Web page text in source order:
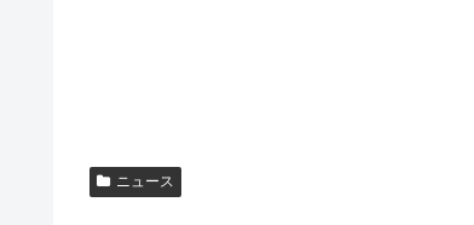
ニュース